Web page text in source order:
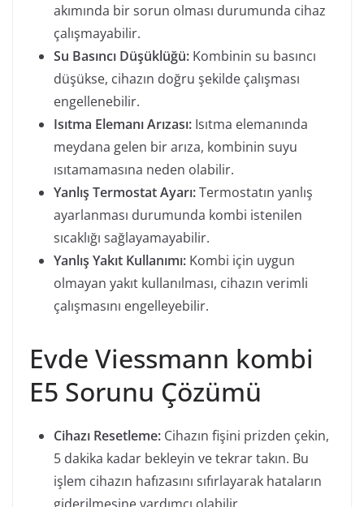
akımında bir sorun olması durumunda cihaz
çalışmayabilir.
Su Basıncı Düşüklüğü: Kombinin su basıncı
düşükse, cihazın doğru şekilde çalışması
engellenebilir.
Isıtma Elemanı Arızası: Isıtma elemanında
meydana gelen bir arıza, kombinin suyu
ısıtamamasına neden olabilir.
Yanlış Termostat Ayarı:Termostatın yanlış
ayarlanması durumunda kombi istenilen
sıcaklığı sağlayamayabilir.
Yanlış Yakıt Kullanımı: Kombi için uygun
olmayan yakıt kullanılması, cihazın verimli
çalışmasını engelleyebilir.
Evde Viessmann kombi
E5 Sorunu Çözümü
Cihazı Resetleme: Cihazın fişini prizden çekin,
5 dakika kadar bekleyin ve tekrar takın. Bu
işlem cihazın hafızasını sıfırlayarak hataların
giderilmesine yardımcı olabilir.